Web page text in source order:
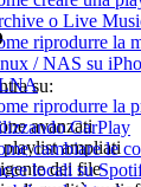
o Live
riprodurre la
/ NAS su
riprodurre la
CarPlay
cambiare le
locali su
su:
avanzati
ampliati
dei file